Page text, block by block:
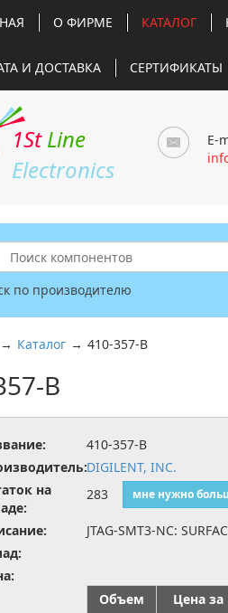
О ФИРМЕ КАТАЛОГ
И ДОСТАВКА СЕРТИФИКАТЫ
1St Line
Electronics
E-
по производителю
→ Каталог → 410-357-B
B
410-357-B
DIGILENT, INC.
на
283 мне нужно
JTAG-SMT3-NC:
Объем
Цена за